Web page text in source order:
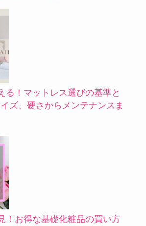
る！マットレス選びの基準と
ズ、硬さからメンテナンスま
！お得な基礎化粧品の買い方